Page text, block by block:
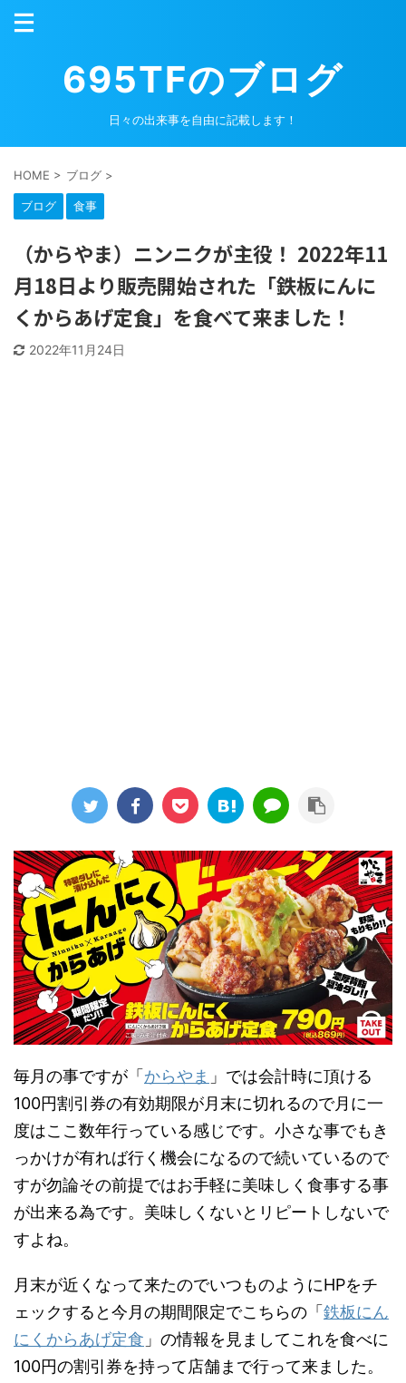
695TFのブログ
日々の出来事を自由に記載します！
HOME > ブログ >
ブログ 食事
（からやま）ニンニクが主役！ 2022年11
月18日より販売開始された「鉄板にんに
くからあげ定食」を食べて来ました！
2022年11月24日
毎月の事ですが「 からやま 」では会計時に頂ける
100円割引券の有効期限が月末に切れるので月に一
度はここ数年行っている感じです。小さな事でもき
っかけが有れば行く機会になるので続いているので
すが勿論その前提ではお手軽に美味しく食事する事
が出来る為です。美味しくないとリピートしないで
すよね。
月末が近くなって来たのでいつものようにHPをチ
ェックすると今月の期間限定でこちらの「 鉄板にん
にくからあげ定食 」の情報を見ましてこれを食べに
100円の割引券を持って店舗まで行って来ました。